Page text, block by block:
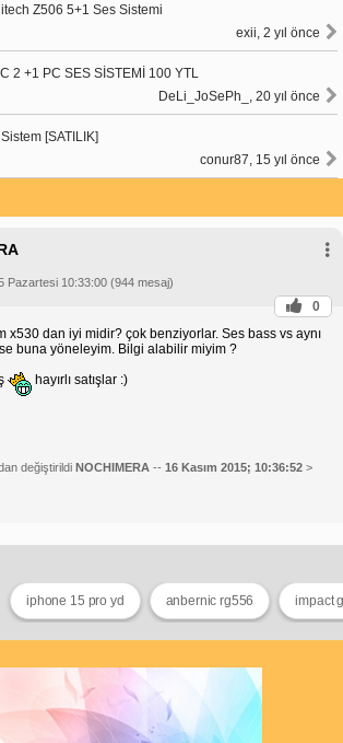
Z506 5+1 Ses Sistemi
exii, 2 yıl önce
2 +1 PC SES SİSTEMİ 100 YTL
DeLi_JoSePh_, 20 yıl önce
[SATILIK]
conur87, 15 yıl önce
Pazartesi 10:33:00 (944 mesaj)
0
x530 dan iyi midir? çok benziyorlar. Ses bass vs aynı
buna yöneleyim. Bilgi alabilir miyim ?
hayırlı satışlar :)
değiştirildi NOCHIMERA -- 16 Kasım 2015; 10:36:52 >
iphone 15 pro yd anbernic rg556 impact